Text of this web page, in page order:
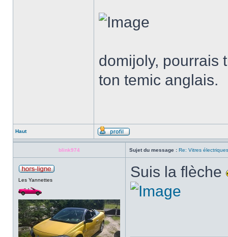
domijoly, pourrais
ton temic anglais.
Haut
blink974 Sujet du message : Re: Vitres électriques
Les Yannettes Suis la flèche